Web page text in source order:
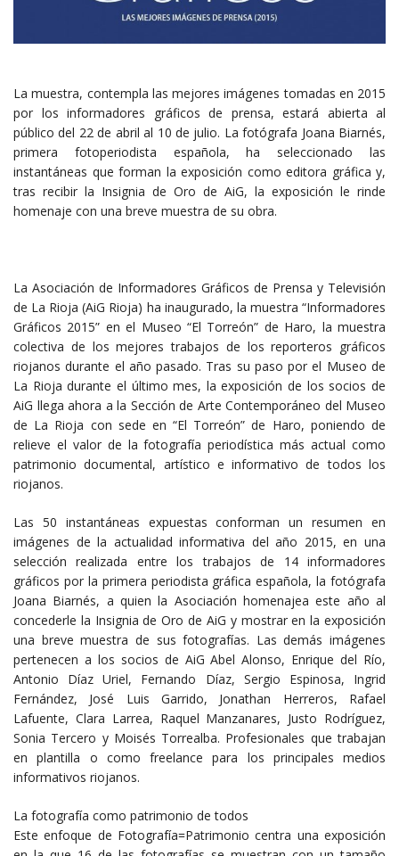
La muestra, contempla las mejores imágenes tomadas en 2015
por los informadores gráficos de prensa, estará abierta al
público del 22 de abril al 10 de julio. La fotógrafa Joana Biarnés,
primera fotoperiodista española, ha seleccionado las
instantáneas que forman la exposición como editora gráfica y,
tras recibir la Insignia de Oro de AiG, la exposición le rinde
homenaje con una breve muestra de su obra.
La Asociación de Informadores Gráficos de Prensa y Televisión
de La Rioja (AiG Rioja) ha inaugurado, la muestra “Informadores
Gráficos 2015” en el Museo “El Torreón” de Haro, la muestra
colectiva de los mejores trabajos de los reporteros gráficos
riojanos durante el año pasado. Tras su paso por el Museo de
La Rioja durante el último mes, la exposición de los socios de
AiG llega ahora a la Sección de Arte Contemporáneo del Museo
de La Rioja con sede en “El Torreón” de Haro, poniendo de
relieve el valor de la fotografía periodística más actual como
patrimonio documental, artístico e informativo de todos los
riojanos.
Las 50 instantáneas expuestas conforman un resumen en
imágenes de la actualidad informativa del año 2015, en una
selección realizada entre los trabajos de 14 informadores
gráficos por la primera periodista gráfica española, la fotógrafa
Joana Biarnés, a quien la Asociación homenajea este año al
concederle la Insignia de Oro de AiG y mostrar en la exposición
una breve muestra de sus fotografías. Las demás imágenes
pertenecen a los socios de AiG Abel Alonso, Enrique del Río,
Antonio Díaz Uriel, Fernando Díaz, Sergio Espinosa, Ingrid
Fernández, José Luis Garrido, Jonathan Herreros, Rafael
Lafuente, Clara Larrea, Raquel Manzanares, Justo Rodríguez,
Sonia Tercero y Moisés Torrealba. Profesionales que trabajan
en plantilla o como freelance para los principales medios
informativos riojanos.
La fotografía como patrimonio de todos
Este enfoque de Fotografía=Patrimonio centra una exposición